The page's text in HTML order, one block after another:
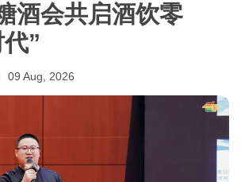
酒会共启酒饮零
”
09 Aug, 2026